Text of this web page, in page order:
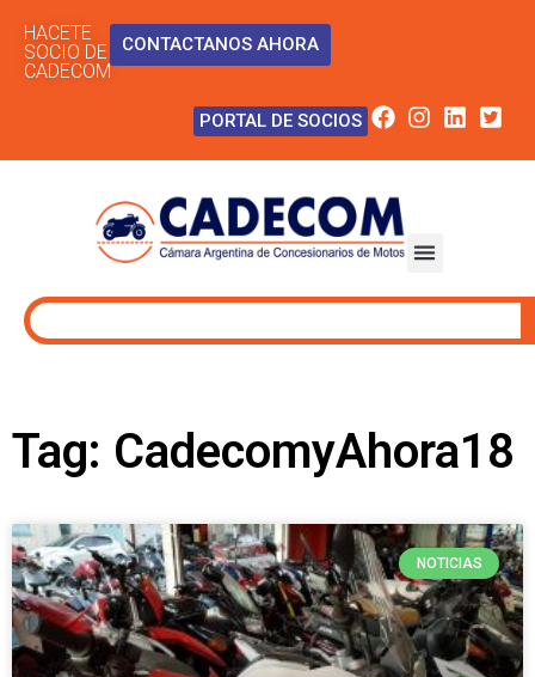
HACETE
SOCIO DE
CADECOM
CONTACTANOS AHORA
PORTAL DE SOCIOS
Tag: CadecomyAhora18
NOTICIAS